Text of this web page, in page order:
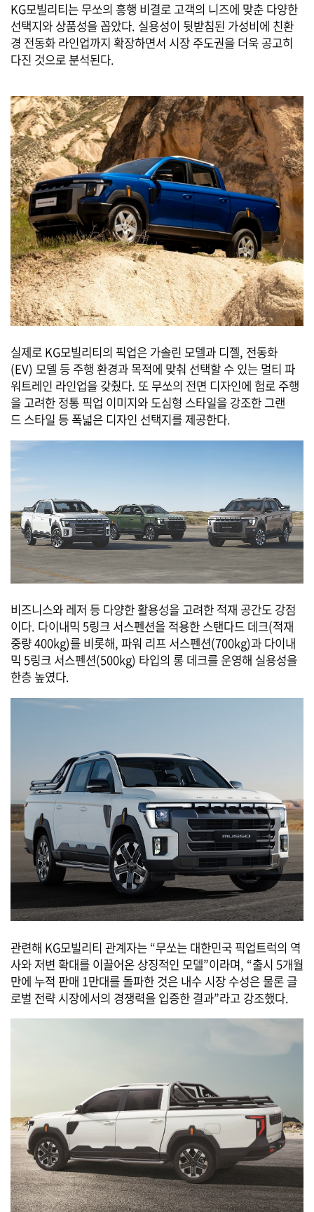
KG모빌리티는 무쏘의 흥행 비결로 고객의 니즈에 맞춘 다양한
선택지와 상품성을 꼽았다. 실용성이 뒷받침된 가성비에 친환
경 전동화 라인업까지 확장하면서 시장 주도권을 더욱 공고히
다진 것으로 분석된다.
실제로 KG모빌리티의 픽업은 가솔린 모델과 디젤, 전동화
(EV) 모델 등 주행 환경과 목적에 맞춰 선택할 수 있는 멀티 파
워트레인 라인업을 갖췄다. 또 무쏘의 전면 디자인에 험로 주행
을 고려한 정통 픽업 이미지와 도심형 스타일을 강조한 그랜
드 스타일 등 폭넓은 디자인 선택지를 제공한다.
비즈니스와 레저 등 다양한 활용성을 고려한 적재 공간도 강점
이다. 다이내믹 5링크 서스펜션을 적용한 스탠다드 데크(적재
중량 400kg)를 비롯해, 파워 리프 서스펜션(700kg)과 다이내
믹 5링크 서스펜션(500kg) 타입의 롱 데크를 운영해 실용성을
한층 높였다.
관련해 KG모빌리티 관계자는 “무쏘는 대한민국 픽업트럭의 역
사와 저변 확대를 이끌어온 상징적인 모델”이라며, “출시 5개월
만에 누적 판매 1만대를 돌파한 것은 내수 시장 수성은 물론 글
로벌 전략 시장에서의 경쟁력을 입증한 결과”라고 강조했다.